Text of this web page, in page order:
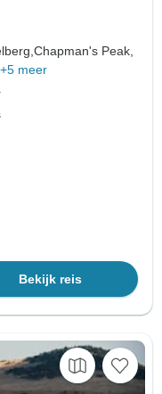
Chapman's Peak,
+5 meer
Bekijk reis